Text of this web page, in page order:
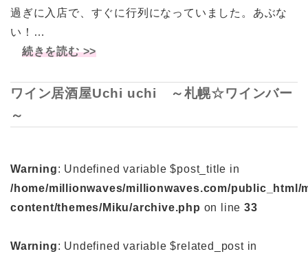
過ぎに入店で、すぐに行列になっていました。あぶな
い！…
続きを読む >>
ワイン居酒屋Uchi uchi ～札幌☆ワインバー
～
Warning: Undefined variable $post_title in
/home/millionwaves/millionwaves.com/public_html/
content/themes/Miku/archive.php on line33
Warning: Undefined variable $related_post in